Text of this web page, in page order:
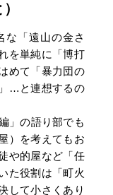
な「遠山の金さ
を単純に「博打
めて「暴力団の
…と連想するの
」の語り部でも
）を考えてもお
や的屋など「任
た役割は「町火
して小さくあり